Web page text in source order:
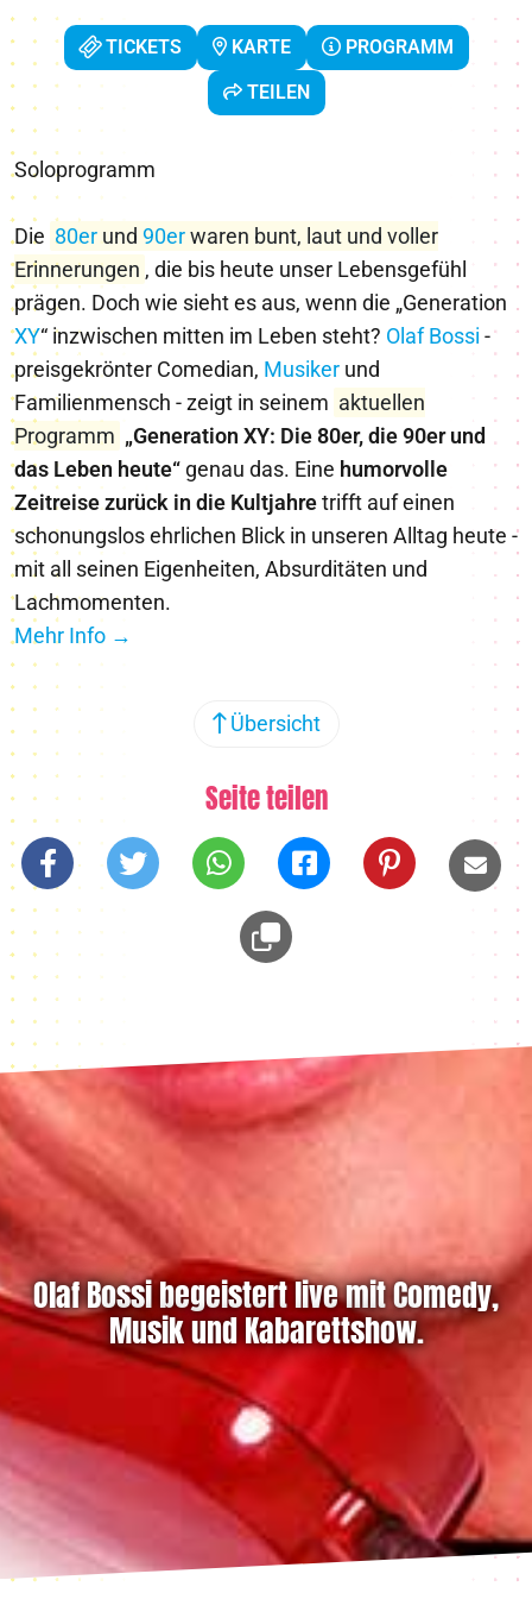
TICKETS KARTE
PROGRAMM
TEILEN
Soloprogramm
Die 80erund 90erwaren bunt, laut und voller
Erinnerungen , die bis heute unser Lebensgefühl
prägen. Doch wie sieht es aus, wenn die „Generation
XY“ inzwischen mitten im Leben steht? Olaf Bossi -
preisgekrönter Comedian, Musiker und
Familienmensch - zeigt in seinem aktuellen
Programm „Generation XY: Die 80er, die 90er und
das Leben heute“ genau das. Eine humorvolle
Zeitreise zurück in die Kultjahretrifft auf einen
schonungslos ehrlichen Blick in unseren Alltag heute -
mit all seinen Eigenheiten, Absurditäten und
Lachmomenten.
Mehr Info →
Übersicht
Seite teilen
Olaf Bossi begeistert live mit Comedy,
Musik und Kabarettshow.